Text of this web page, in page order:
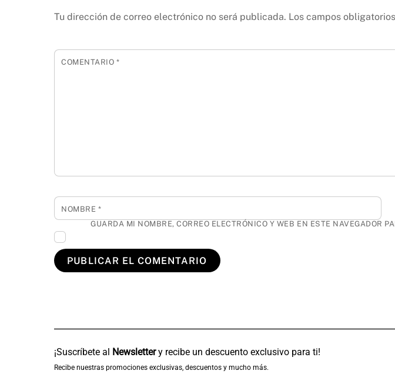
Tu dirección de correo electrónico no será publicada. Los campos
COMENTARIO *
NOMBRE *
GUARDA MI NOMBRE, CORREO ELECTRÓNICO Y WEB EN ESTE NAVEGADOR
¡Suscríbete al Newslettery recibe un descuento exclusivo para ti!
Recibe nuestras promociones exclusivas, descuentos y mucho más.